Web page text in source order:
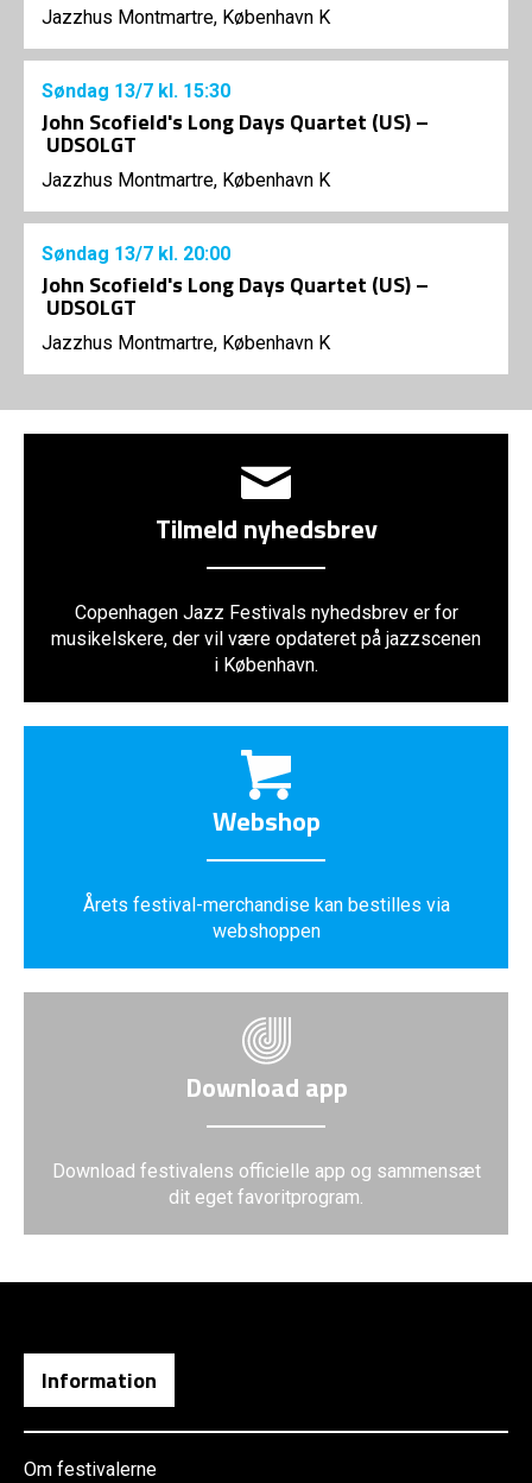
Jazzhus Montmartre, København K
Søndag 13/7 kl. 15:30
John Scofield's Long Days Quartet (US) –
UDSOLGT
Jazzhus Montmartre, København K
Søndag 13/7 kl. 20:00
John Scofield's Long Days Quartet (US) –
UDSOLGT
Jazzhus Montmartre, København K
Tilmeld nyhedsbrev
Copenhagen Jazz Festivals nyhedsbrev er for
musikelskere, der vil være opdateret på jazzscenen
i København.
Webshop
Årets festival-merchandise kan bestilles via
webshoppen
Download app
Download festivalens officielle app og sammensæt
dit eget favoritprogram.
Information
Om festivalerne